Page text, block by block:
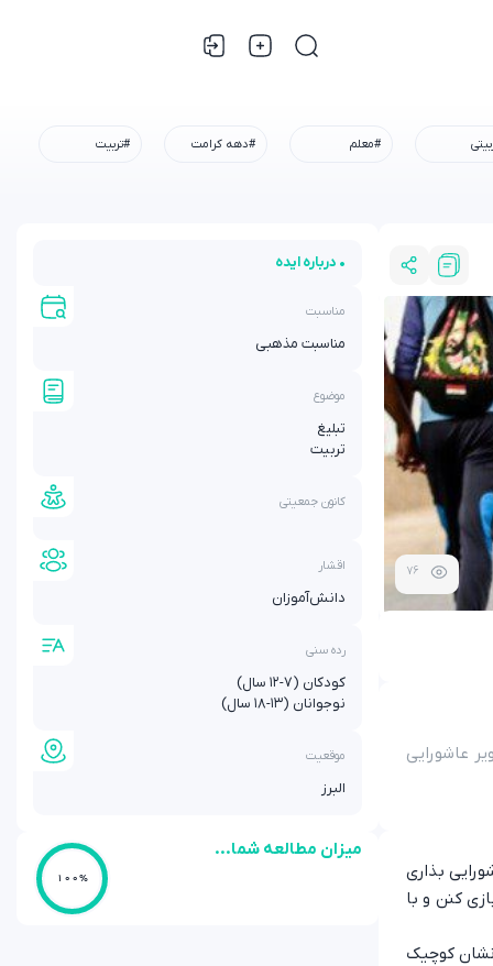
#معلم #دهه کرامت #تربیت
• درباره ایده
مناسبت
مناسبت مذهبی
موضوع
تبلیغ
تربیت
کانون جمعیتی
اقشار
دانش‌آموزان
رده سنی
کودکان (۷-۱۲ سال)
نوجوانان (۱۳-۱۸ سال)
موقعیت
البرز
میزان مطالعه شما...
100%
76
عاشورایی
بذاری
کنن و با
کوچیک